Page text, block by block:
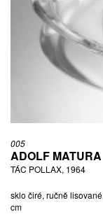
005
ADOLF MATURA
TÁC POLLAX, 1964
sklo čiré, ručně
cm